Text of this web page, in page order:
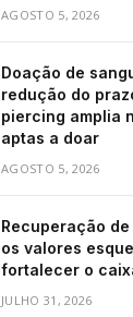
AGOSTO 5, 2026
Doação de
redução do
piercing amplia
aptas a doar
AGOSTO 5, 2026
Recuperação
os valores
fortalecer o
JULHO 31, 2026